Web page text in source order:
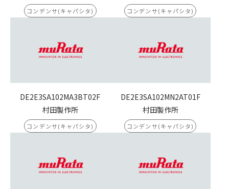
コンデンサ(キャパシタ) コンデンサ(キャパシタ)
DE2E3SA102MA3BT02F
村田製作所
コンデンサ(キャパシタ)
DE2E3SA102MN2AT01F
村田製作所
コンデンサ(キャパシタ)